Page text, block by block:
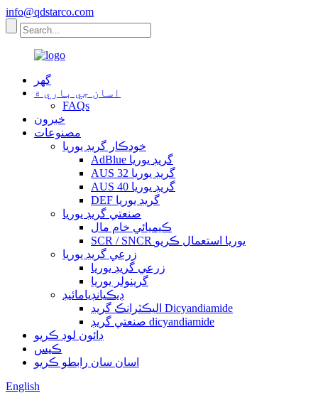
info@qdstarco.com
گهر
اسان جي باري ۾
FAQs
خبرون
مصنوعات
خودڪار گريڊ يوريا
AdBlue گريڊ يوريا
AUS 32 گريڊ يوريا
AUS 40 گريڊ يوريا
DEF گريڊ يوريا
صنعتي گريڊ يوريا
ڪيميائي خام مال
SCR / SNCR يوريا استعمال ڪريو
زرعي گريڊ يوريا
زرعي گريڊ يوريا
گرينولر يوريا
ڊيڪيانڊيامائيڊ
اليڪٽرانڪ گريڊ Dicyandiamide
صنعتي گريڊ dicyandiamide
ڊائون لوڊ ڪريو
ڪيس
اسان سان رابطو ڪريو
English